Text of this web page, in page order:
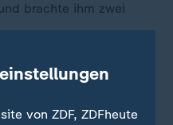
brachte ihm zwei
internationalen
von ZDF, ZDFheute